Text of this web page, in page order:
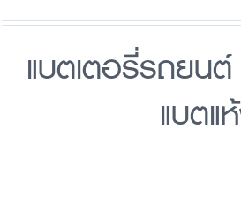
แบตเตอรี่รถยน
แบตแ